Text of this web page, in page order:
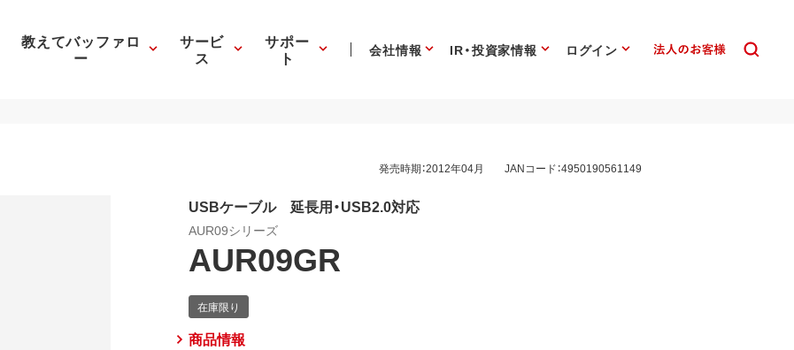
教えてバッファロ
ー
サービ
ス
サポー
ト 会社情報 IR・投資家情報 ログイン
発売時期：2012年04月 JANコード：4950190561149
USBケーブル 延長用・USB2.0対応
AUR09シリーズ
AUR09GR
商品情報